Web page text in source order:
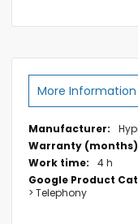
More Information
More
Information
4 h
> Telephony